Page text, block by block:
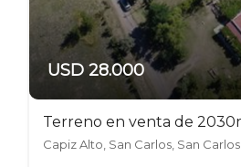
USD 28.000
Capiz Alto, San Carlos, San Carlos